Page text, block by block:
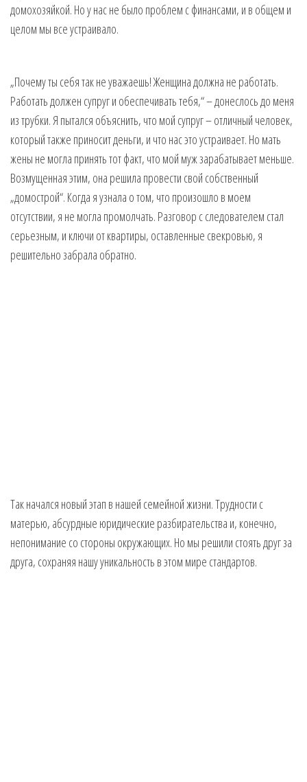
домохозяйкой. Но у нас не было проблем с финансами, и в общем и
целом мы все устраивало.
„Почему ты себя так не уважаешь! Женщина должна не работать.
Работать должен супруг и обеспечивать тебя,“ – донеслось до меня
из трубки. Я пытался объяснить, что мой супруг – отличный человек,
который также приносит деньги, и что нас это устраивает. Но мать
жены не могла принять тот факт, что мой муж зарабатывает меньше.
Возмущенная этим, она решила провести свой собственный
„домострой“. Когда я узнала о том, что произошло в моем
отсутствии, я не могла промолчать. Разговор с следователем стал
серьезным, и ключи от квартиры, оставленные свекровью, я
решительно забрала обратно.
Так начался новый этап в нашей семейной жизни. Трудности с
матерью, абсурдные юридические разбирательства и, конечно,
непонимание со стороны окружающих. Но мы решили стоять друг за
друга, сохраняя нашу уникальность в этом мире стандартов.